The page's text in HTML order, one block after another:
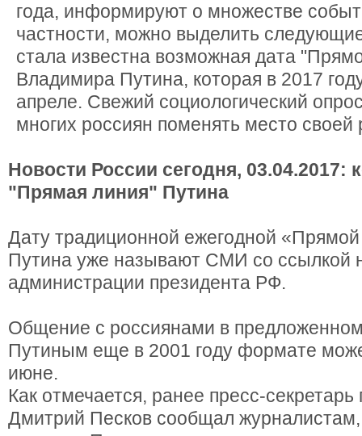
года, информируют о множестве
частности, можно выделить
стала известна возможная дата
Владимира Путина, которая в 2017
апреле. Свежий социологический
многих россиян поменять место своей
Новости России сегодня, 03.04.2017:
"Прямая линия" Путина
Дату традиционной ежегодной
Путина уже называют СМИ со ссылкой
администрации президента РФ.
Общение с россиянами в
Путиным еще в 2001 году формате
июне.
Как отмечается, ранее пресс-
Дмитрий Песков сообщал